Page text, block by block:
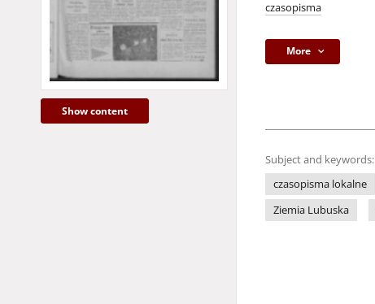
Show content
czasopisma
More
Subject and keywords:
czasopisma lokalne
Ziemia Lubuska